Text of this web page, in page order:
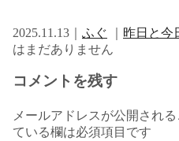
2025.11.13｜ ふぐ 昨日と今
はまだありません
コメントを残す
メールアドレスが公開される
ている欄は必須項目です